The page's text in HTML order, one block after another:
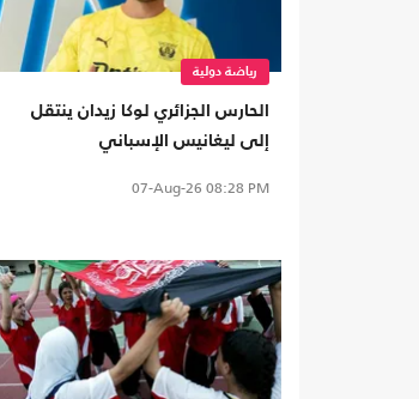
رياضة دولية
الحارس الجزائري لوكا زيدان ينتقل
إلى ليغانيس الإسباني
07-Aug-26 08:28 PM